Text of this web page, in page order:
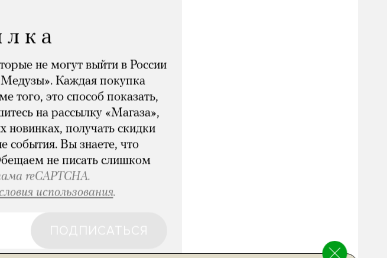
не могут выйти в России
Каждая покупка
того, это способ показать,
на рассылку «Магаза»,
новинках, получать скидки
события. Вы знаете, что
не писать слишком
reCAPTCHA.
использования.
ПОДПИСАТЬСЯ